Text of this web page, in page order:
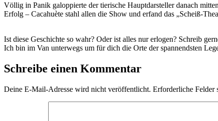
Völlig in Panik galoppierte der tierische Hauptdarsteller danach
Erfolg – Cacahuète stahl allen die Show und erfand das „Scheiß-
Ist diese Geschichte so wahr? Oder ist alles nur erlogen? Schreib
Ich bin im Van unterwegs um für dich die Orte der spannendsten
Schreibe einen Kommentar
Deine E-Mail-Adresse wird nicht veröffentlicht. Erforderliche Felder